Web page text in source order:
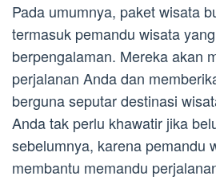
Pada umumnya, paket wisata
termasuk pemandu wisata
berpengalaman. Mereka akan
perjalanan Anda dan
berguna seputar destinasi
Anda tak perlu khawatir jika
sebelumnya, karena pemandu
membantu memandu